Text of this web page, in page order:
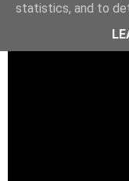
statistics, and to